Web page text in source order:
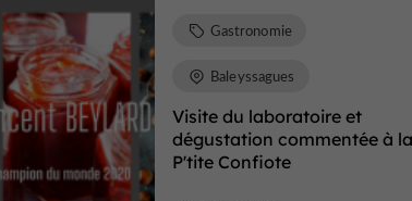
Visite du laboratoire et
dégustation commentée à la
P'tite Confiote
Gastronomie
Baleyssagues